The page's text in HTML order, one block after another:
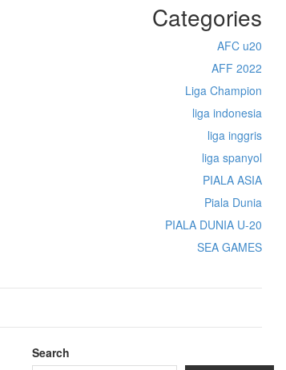
Categories
AFC u20
AFF 2022
Liga Champion
liga indonesia
liga inggris
liga spanyol
PIALA ASIA
Piala Dunia
PIALA DUNIA U-20
SEA GAMES
Search